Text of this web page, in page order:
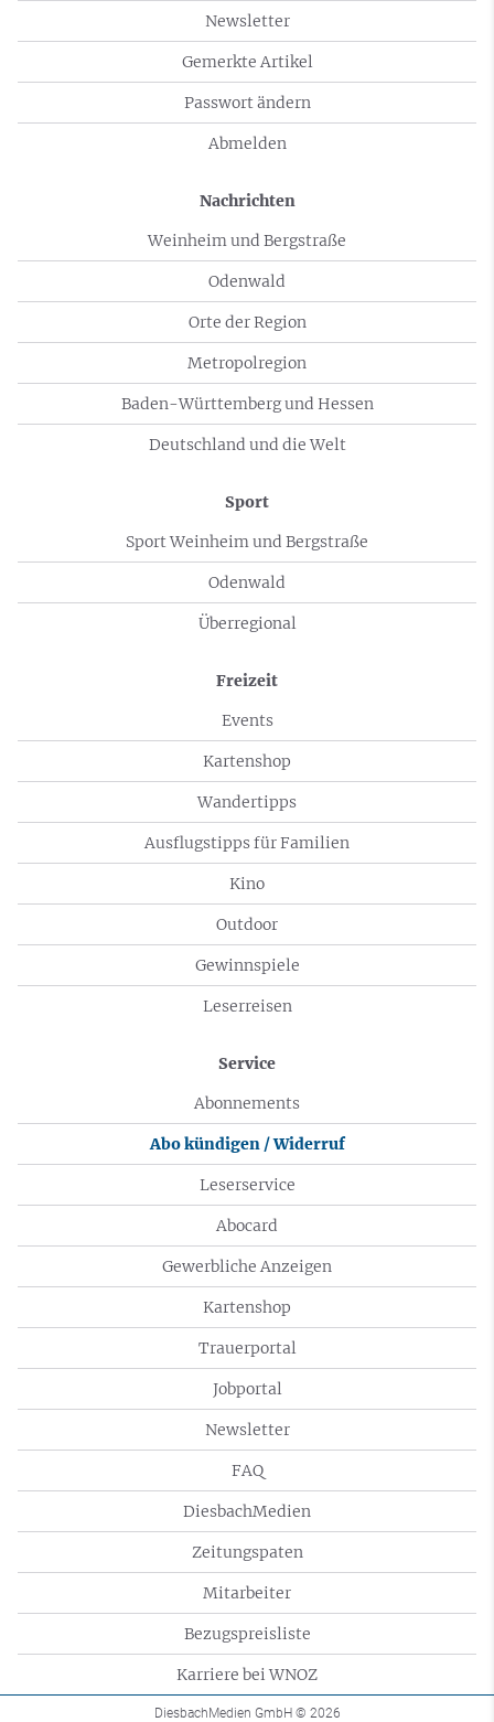
Newsletter
Gemerkte Artikel
Passwort ändern
Abmelden
Nachrichten
Weinheim und Bergstraße
Odenwald
Orte der Region
Metropolregion
Baden-Württemberg und Hessen
Deutschland und die Welt
Sport
Sport Weinheim und Bergstraße
Odenwald
Überregional
Freizeit
Events
Kartenshop
Wandertipps
Ausflugstipps für Familien
Kino
Outdoor
Gewinnspiele
Leserreisen
Service
Abonnements
Abo kündigen / Widerruf
Leserservice
Abocard
Gewerbliche Anzeigen
Kartenshop
Trauerportal
Jobportal
Newsletter
FAQ
DiesbachMedien
Zeitungspaten
Mitarbeiter
Bezugspreisliste
Karriere bei WNOZ
DiesbachMedien GmbH © 2026